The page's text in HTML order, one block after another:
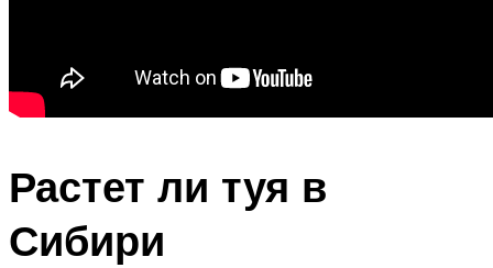
Растет ли туя в
Сибири